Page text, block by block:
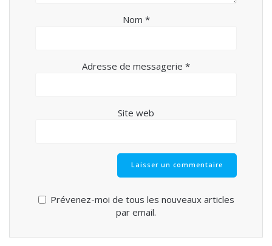
Nom *
Adresse de messagerie *
Site web
Prévenez-moi de tous les nouveaux articles
par email.